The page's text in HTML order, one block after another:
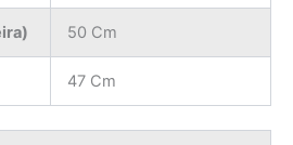
50 Cm
47 Cm